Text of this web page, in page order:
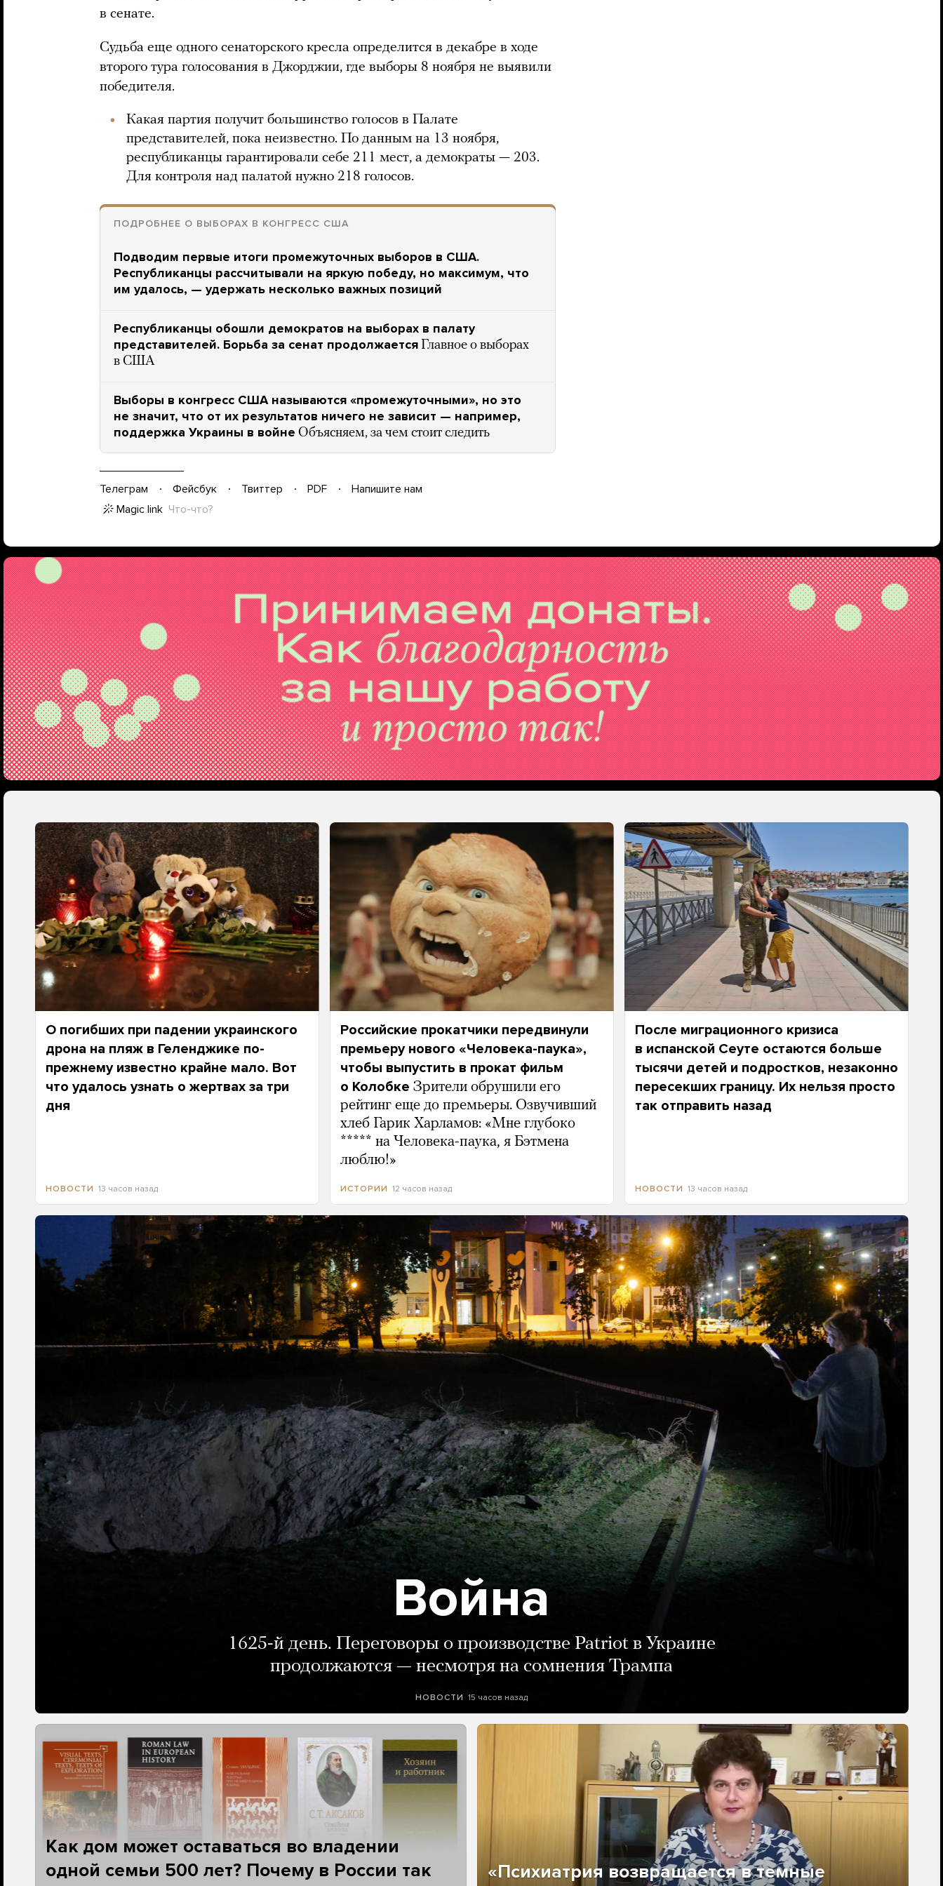
в сенате.
Судьба еще одного сенаторского кресла определится в декабре в ходе
второго тура голосования в Джорджии, где выборы 8 ноября не выявили
победителя.
Какая партия получит большинство голосов в Палате
представителей, пока неизвестно. По данным на 13 ноября,
республиканцы гарантировали себе 211 мест, а демократы — 203.
Для контроля над палатой нужно 218 голосов.
ПОДРОБНЕЕ О ВЫБОРАХ В КОНГРЕСС США
Подводим первые итоги промежуточных выборов в США.
Республиканцы рассчитывали на яркую победу, но максимум, что
им удалось, — удержать несколько важных позиций
Республиканцы обошли демократов на выборах в палату
представителей. Борьба за сенат продолжается Главное о выборах
в США
Выборы в конгресс США называются «промежуточными», но это
не значит, что от их результатов ничего не зависит — например,
поддержка Украины в войне Объясняем, за чем стоит следить
Телеграм Фейсбук Твиттер PDF
Напишите нам
Magic link Что-что?
О погибших при падении украинского
дрона на пляж в Геленджике по-
прежнему известно крайне мало. Вот
что удалось узнать о жертвах за три
дня
НОВОСТИ 13 часов назад
Российские прокатчики передвинули
премьеру нового «Человека-паука»,
чтобы выпустить в прокат фильм
о Колобке Зрители обрушили его
рейтинг еще до премьеры. Озвучивший
хлеб Гарик Харламов: «Мне глубоко
***** на Человека-паука, я Бэтмена
люблю!»
ИСТОРИИ 12 часов назад
После миграционного кризиса
в испанской Сеуте остаются больше
тысячи детей и подростков, незаконно
пересекших границу. Их нельзя просто
так отправить назад
НОВОСТИ 13 часов назад
Война
1625-й день. Переговоры о производстве Patriot в Украине
продолжаются — несмотря на сомнения Трампа
НОВОСТИ 15 часов назад
Как дом может оставаться во владении
одной семьи 500 лет? Почему в России так
«Психиатрия возвращается в темные